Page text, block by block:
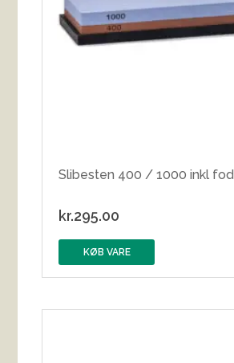
Slibesten 400 / 1000 inkl fod
kr.295.00
KØB VARE